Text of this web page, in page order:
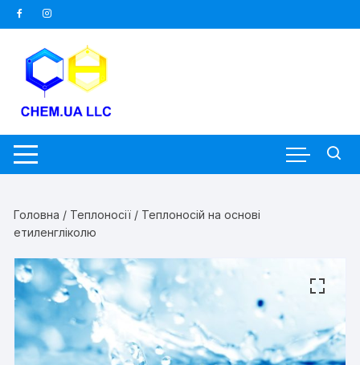
Перейти
до
Головна / Теплоносії / Теплоносій на основі
етиленгліколю